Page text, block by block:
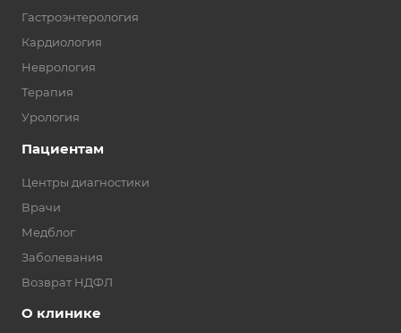
Гастроэнтерология
Кардиология
Неврология
Терапия
Урология
Пациентам
Центры диагностики
Врачи
Медблог
Заболевания
Возврат НДФЛ
О клинике